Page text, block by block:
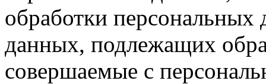
обработки персональных
данных, подлежащих
совершаемые с